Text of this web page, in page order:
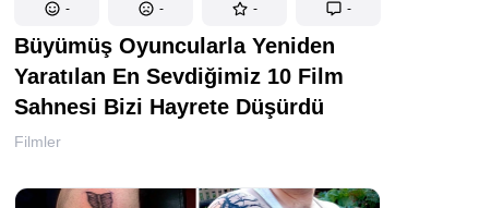
- - - -
Büyümüş Oyuncularla Yeniden
Yaratılan En Sevdiğimiz 10 Film
Sahnesi Bizi Hayrete Düşürdü
Filmler